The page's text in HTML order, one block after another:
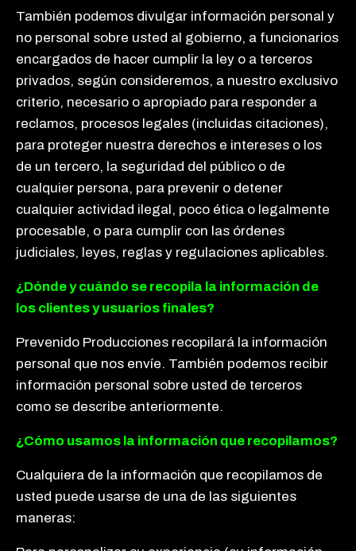
También podemos divulgar información personal y
no personal sobre usted al gobierno, a funcionarios
encargados de hacer cumplir la ley o a terceros
privados, según consideremos, a nuestro exclusivo
criterio, necesario o apropiado para responder a
reclamos, procesos legales (incluidas citaciones),
para proteger nuestra derechos e intereses o los
de un tercero, la seguridad del público o de
cualquier persona, para prevenir o detener
cualquier actividad ilegal, poco ética o legalmente
procesable, o para cumplir con las órdenes
judiciales, leyes, reglas y regulaciones aplicables.
¿Dónde y cuándo se recopila la información de
los clientes y usuarios finales?
Prevenido Producciones recopilará la información
personal que nos envíe. También podemos recibir
información personal sobre usted de terceros
como se describe anteriormente.
¿Cómo usamos la información que recopilamos?
Cualquiera de la información que recopilamos de
usted puede usarse de una de las siguientes
maneras: